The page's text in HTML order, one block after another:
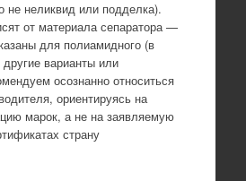
не неликвид или подделка).
от материала сепаратора —
для полиамидного (в
варианты или
осознанно относиться
ориентируясь на
марок, а не на заявляемую
страну